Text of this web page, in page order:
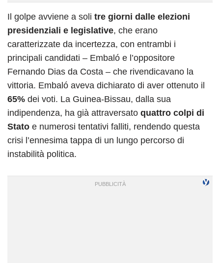
Il golpe avviene a soli tre giorni dalle elezioni
presidenziali e legislative, che erano
caratterizzate da incertezza, con entrambi i
principali candidati – Embaló e l’oppositore
Fernando Dias da Costa – che rivendicavano la
vittoria. Embaló aveva dichiarato di aver ottenuto il
65% dei voti. La Guinea-Bissau, dalla sua
indipendenza, ha già attraversato quattro colpi di
Stato e numerosi tentativi falliti, rendendo questa
crisi l’ennesima tappa di un lungo percorso di
instabilità politica.